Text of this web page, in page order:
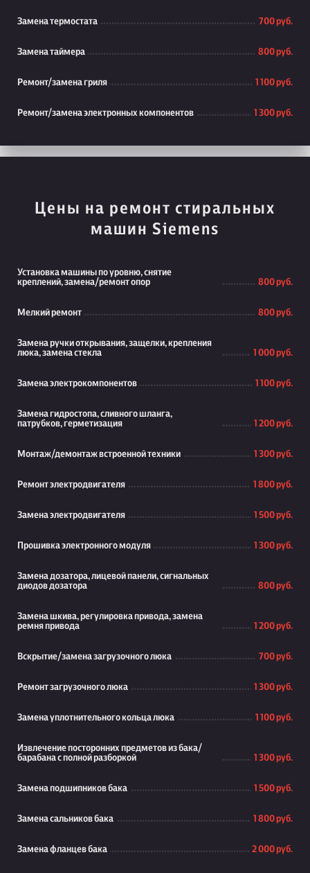
Замена термостата 700 руб.
Замена таймера 800 руб.
Ремонт/замена гриля 1 100 руб.
Ремонт/замена электронных компонентов 1 300 руб.
Цены на ремонт стиральных
машин Siemens
Установка машины по уровню, снятие
креплений, замена/ремонт опор
800 руб.
Мелкий ремонт 800 руб.
Замена ручки открывания, защелки, крепления
люка, замена стекла
1 000 руб.
Замена электрокомпонентов 1 100 руб.
Замена гидростопа, сливного шланга,
патрубков, герметизация
1 200 руб.
Монтаж/демонтаж встроенной техники 1 300 руб.
Ремонт электродвигателя 1 800 руб.
Замена электродвигателя 1 500 руб.
Прошивка электронного модуля 1 300 руб.
Замена дозатора, лицевой панели, сигнальных
диодов дозатора
800 руб.
Замена шкива, регулировка привода, замена
ремня привода
1 200 руб.
Вскрытие/замена загрузочного люка 700 руб.
Ремонт загрузочного люка 1 300 руб.
Замена уплотнительного кольца люка 1 100 руб.
Извлечение посторонних предметов из бака/
барабана с полной разборкой
1 300 руб.
Замена подшипников бака 1 500 руб.
Замена сальников бака 1 800 руб.
Замена фланцев бака 2 000 руб.